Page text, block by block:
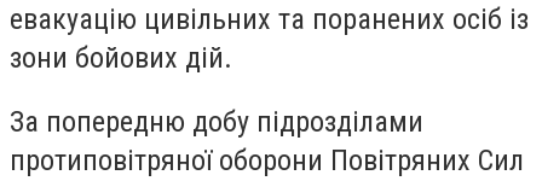
евакуацію цивільних та поранених осіб із
зони бойових дій.
За попередню добу підрозділами
протиповітряної оборони Повітряних Сил